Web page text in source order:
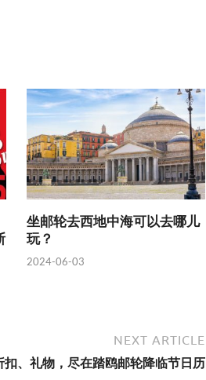
坐邮轮去西地中海可以去哪儿
玩？
2024-06-03
NEXT ARTICLE
扣、礼物，尽在踏鸥邮轮降临节日历